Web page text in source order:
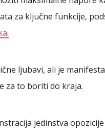
za ključne funkcije,
ljubavi, ali je
za to boriti do kraja.
jedinstva